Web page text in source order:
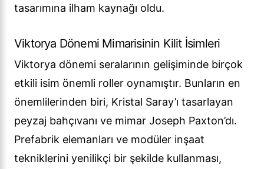
tasarımına ilham kaynağı oldu.
Viktorya Dönemi Mimarisinin Kilit İsimleri
Viktorya dönemi seralarının gelişiminde birçok
etkili isim önemli roller oynamıştır. Bunların en
önemlilerinden biri, Kristal Saray’ı tasarlayan
peyzaj bahçıvanı ve mimar Joseph Paxton’dı.
Prefabrik elemanları ve modüler inşaat
tekniklerini yenilikçi bir şekilde kullanması,